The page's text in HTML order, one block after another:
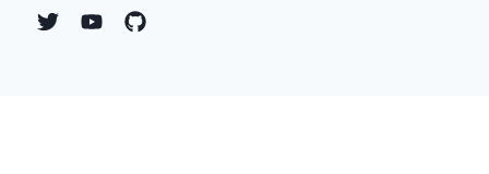
TwitterYouTubeGithub